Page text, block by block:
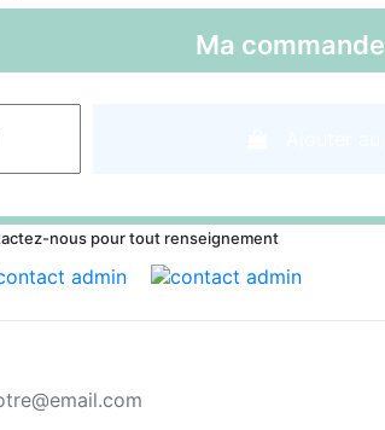
Ma commande
nous pour tout renseignement